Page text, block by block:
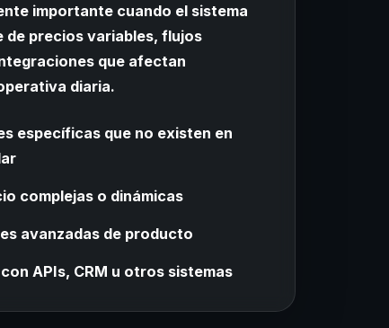
importante cuando el sistema
de precios variables, flujos
que afectan
diaria.
específicas que no existen en
complejas o dinámicas
avanzadas de producto
APIs, CRM u otros sistemas